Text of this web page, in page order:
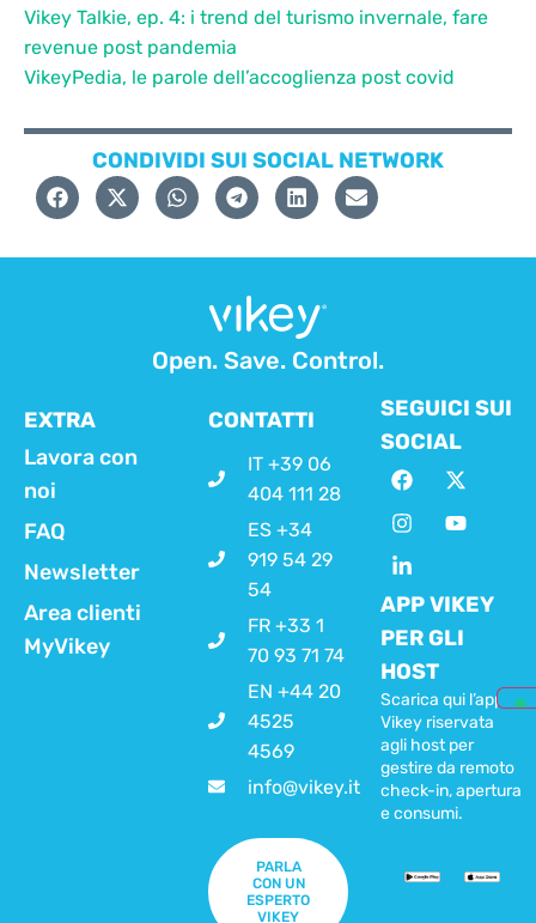
Vikey Talkie, ep. 4: i trend del turismo invernale, fare
revenue post pandemia
VikeyPedia, le parole dell’accoglienza post covid
CONDIVIDI SUI SOCIAL NETWORK
Open. Save. Control.
EXTRA
Lavora con
noi
FAQ
Newsletter
Area clienti
MyVikey
CONTATTI
IT +39 06
404 111 28
ES +34
919 54 29
54
FR +33 1
70 93 71 74
EN +44 20
4525
4569
info@vikey.it
PARLA
CON UN
ESPERTO
VIKEY
SEGUICI SUI
SOCIAL
APP VIKEY
PER GLI
HOST
Scarica qui l’app
Vikey riservata
agli host per
gestire da remoto
check-in, apertura
e consumi.